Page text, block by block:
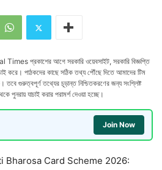
প্রকাশের আগে সরকারি ওয়েবসাইট, সরকারি বিজ্ঞপ্তি
করে। পাঠকদের কাছে সঠিক তথ্য পৌঁছে দিতে আমাদের টিম
তবে গুরুত্বপূর্ণ তথ্যের চূড়ান্ত নিশ্চিতকরণের জন্য সংশ্লিষ্ট
পুনরায় যাচাই করার পরামর্শ দেওয়া হচ্ছে।
Join Now
Bharosa Card Scheme 2026: